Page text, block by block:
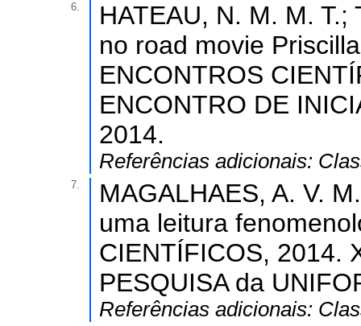
6.
HATEAU, N. M. M.
no road movie
ENCONTROS
ENCONTRO DE
2014.
Referências adicionais:
7.
MAGALHAES, A. V.
uma leitura
CIENTÍFICOS, 2014.
PESQUISA da
Referências adicionais: